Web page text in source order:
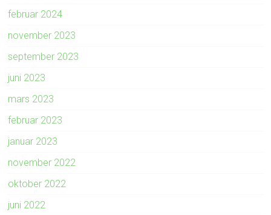
februar 2024
november 2023
september 2023
juni 2023
mars 2023
februar 2023
januar 2023
november 2022
oktober 2022
juni 2022